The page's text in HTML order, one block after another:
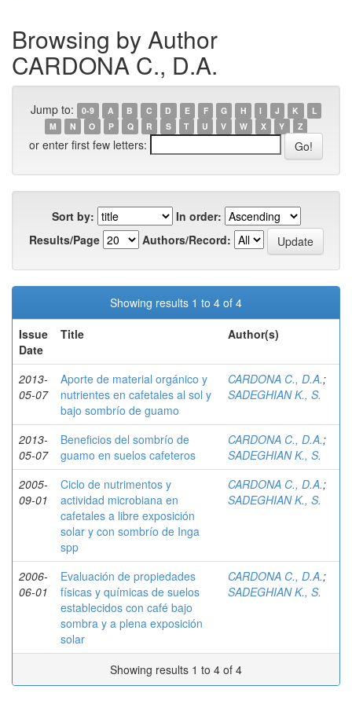
Browsing by Author
CARDONA C., D.A.
Jump to: 0-9 A B C D E F G H I J K
L
M
N O P Q R S T U V W X Y Z
or enter first few letters:
Sort by:
In order:
Results/Page
Authors/Record:
Showing results 1 to 4 of 4
Issue
Date
Title Author(s)
2013-
05-07
Aporte de material orgánico y
nutrientes en cafetales al sol y
bajo sombrío de guamo
CARDONA C., D.A.;
SADEGHIAN K., S.
2013-
05-07
Beneficios del sombrío de
guamo en suelos cafeteros
CARDONA C., D.A.;
SADEGHIAN K., S.
2005-
09-01
Ciclo de nutrimentos y
actividad microbiana en
cafetales a libre exposición
solar y con sombrío de Inga
spp
CARDONA C., D.A.;
SADEGHIAN K., S.
2006-
06-01
Evaluación de propiedades
físicas y químicas de suelos
establecidos con café bajo
sombra y a plena exposición
solar
CARDONA C., D.A.;
SADEGHIAN K., S.
Showing results 1 to 4 of 4